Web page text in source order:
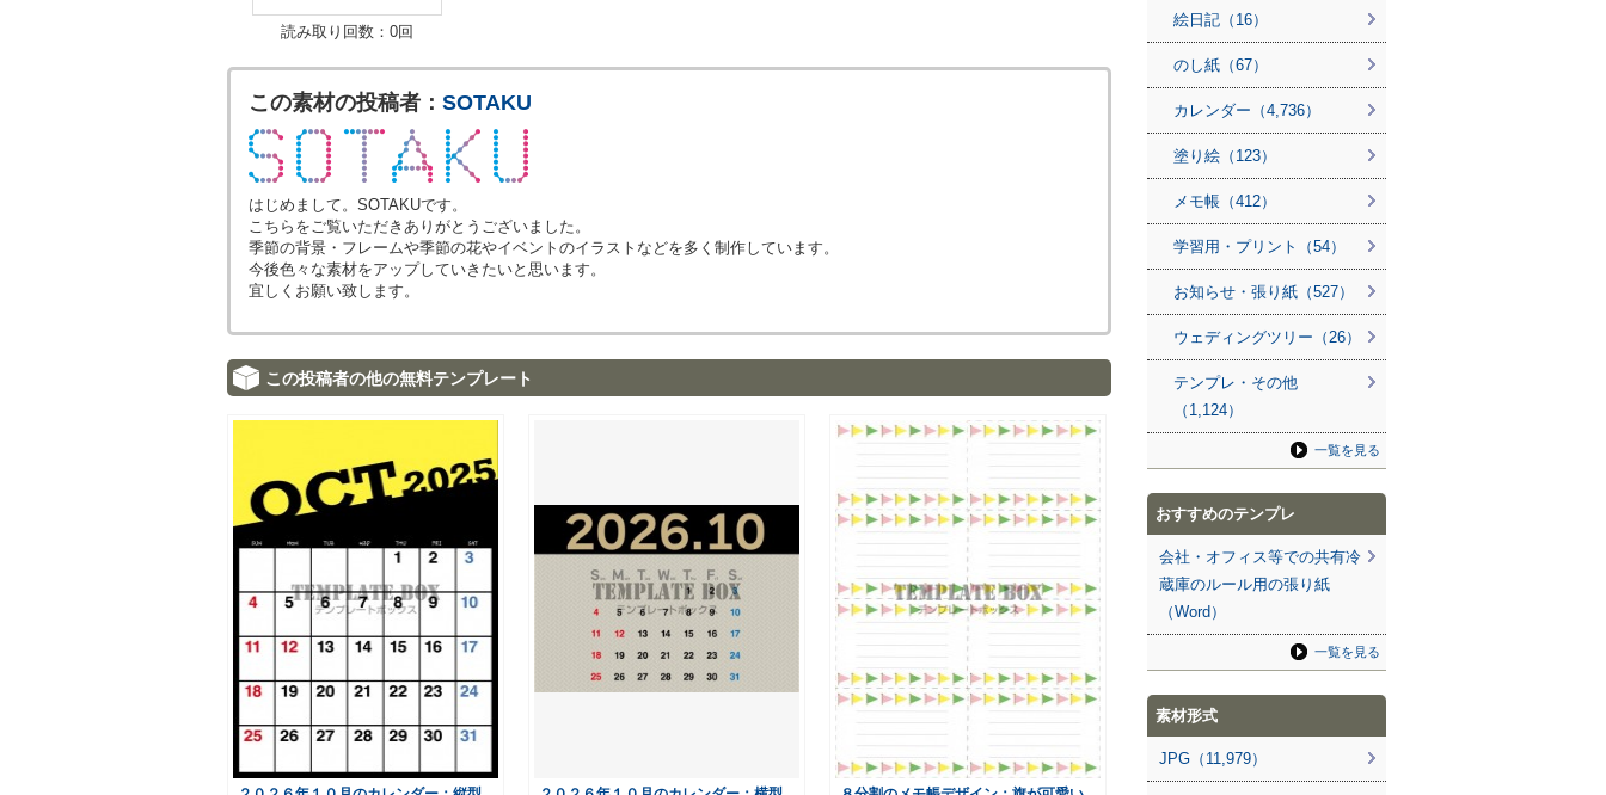
読み取り回数：0回
この素材の投稿者： SOTAKU
はじめまして。SOTAKUです。
こちらをご覧いただきありがとうございました。
季節の背景・フレームや季節の花やイベントのイラストなどを多く制作しています。
今後色々な素材をアップしていきたいと思います。
宜しくお願い致します。
この投稿者の他の無料テンプレート
絵日記（16）
のし紙（67）
カレンダー（4,736）
塗り絵（123）
メモ帳（412）
学習用・プリント（54）
お知らせ・張り紙（527）
ウェディングツリー（26）
テンプレ・その他
（1,124）
一覧を見る
おすすめのテンプレ
会社・オフィス等での共有冷
蔵庫のルール用の張り紙
（Word）
一覧を見る
素材形式
JPG（11,979）